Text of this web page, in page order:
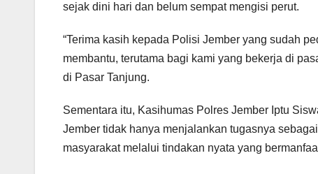
sejak dini hari dan belum sempat mengisi perut.
“Terima kasih kepada Polisi Jember yang sudah
membantu, terutama bagi kami yang bekerja di
di Pasar Tanjung.
Sementara itu, Kasihumas Polres Jember Iptu
Jember tidak hanya menjalankan tugasnya
masyarakat melalui tindakan nyata yang